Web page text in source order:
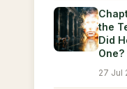
the
Did
One?
27 Jul